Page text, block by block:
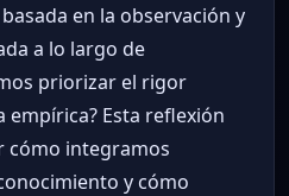
en la observación y
a lo largo de
priorizar el rigor
empírica? Esta reflexión
cómo integramos
y cómo